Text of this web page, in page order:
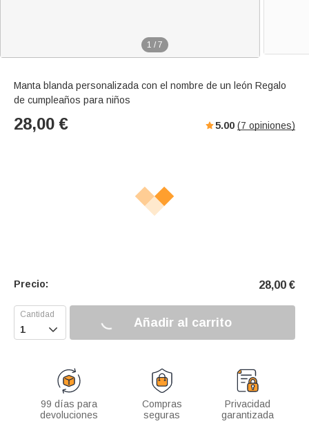
1 / 7
Manta blanda personalizada con el nombre de un león Regalo
de cumpleaños para niños
28,00 € 5.00 (7 opiniones)
Precio: 28,00 €
 Añadir al carrito
99 días para
devoluciones
Compras
seguras
Privacidad
garantizada